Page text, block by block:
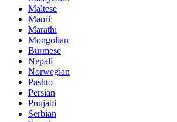
Maltese
Maori
Marathi
Mongolian
Burmese
Nepali
Norwegian
Pashto
Persian
Punjabi
Serbian